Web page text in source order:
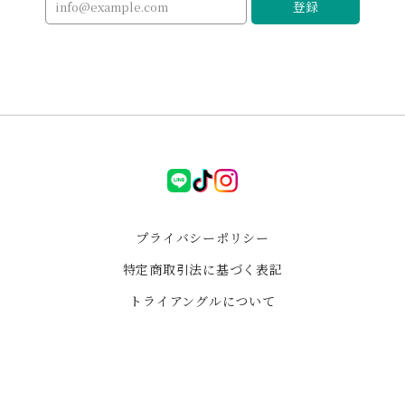
たお顔が愛着湧きます✨ 福を呼び込んでくれますように
🩷 水晶のチャームもありがとうございました🙏💖
2026/01/03
ペンデュラム可愛し興味はあるけど、自分で使うことは
ツを使っていて、デザインもレトロ不思議な感じが可愛
登録
プライバシーポリシー
特定商取引法に基づく表記
トライアングルについて